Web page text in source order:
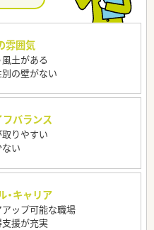
雰囲気
土がある
の壁がない
バランス
りやすい
い
・キャリア
ップ可能な職場
援が充実